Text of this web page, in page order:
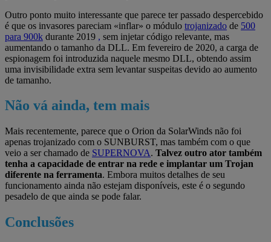
Outro ponto muito interessante que parece ter passado despercebido
é que os invasores pareciam «inflar» o módulo trojanizado de 500
para 900k durante 2019 , sem injetar código relevante, mas
aumentando o tamanho da DLL. Em fevereiro de 2020, a carga de
espionagem foi introduzida naquele mesmo DLL, obtendo assim
uma invisibilidade extra sem levantar suspeitas devido ao aumento
de tamanho.
Não vá ainda, tem mais
Mais recentemente, parece que o Orion da SolarWinds não foi
apenas trojanizado com o SUNBURST, mas também com o que
veio a ser chamado de SUPERNOVA. Talvez outro ator também
tenha a capacidade de entrar na rede e implantar um Trojan
diferente na ferramenta. Embora muitos detalhes de seu
funcionamento ainda não estejam disponíveis, este é o segundo
pesadelo de que ainda se pode falar.
Conclusões